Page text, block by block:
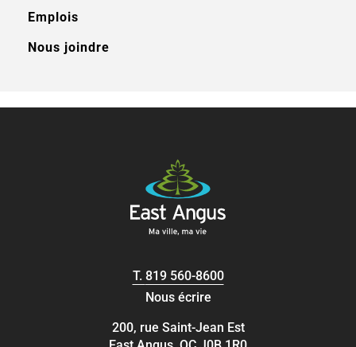
Emplois
Nous joindre
T. 819 560-8600
Nous écrire
200, rue Saint-Jean Est